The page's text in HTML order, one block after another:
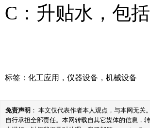
C：升贴水，包
标签： 化工应用 ， 仪器设备 ， 机械设备
免责声明 ： 本文仅代表作者本人观点，与本网无
自行承担全部责任。本网转载自其它媒体的信息，